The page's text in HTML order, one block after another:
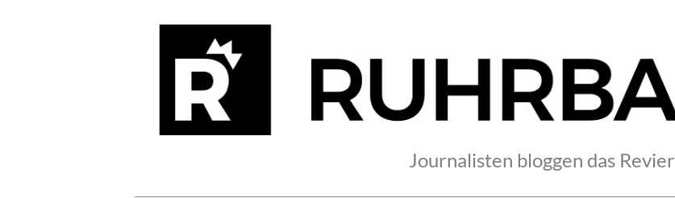
Journalisten bloggen das Revier